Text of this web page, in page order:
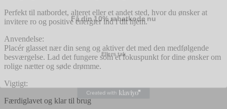
Perfekt til natbordet, alteret eller et andet sted, hvor du ønsker at
invitere ro og positive energier ind i dit hjem.
Anvendelse:
Placér glasset nær din seng og aktiver det med den medfølgende
besværgelse. Lad det fungere som et fokuspunkt for dine ønsker om
rolige nætter og søde drømme.
Vigtigt:
Færdiglavet og klar til brug
Få din 10% rabatkode nu
Ellers tak